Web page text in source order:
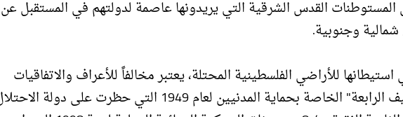
القدس الشرقية التي يريدونها عاصمة لدولتهم في المستقبل عن
وجنوبية.
للأراضي الفلسطينية المحتلة، يعتبر مخالفاً للأعراف والاتفاقيات
الدولية خاصة المادة (49) من اتفاقية "جنيف الرابعة" الخاصة بحماية المدنيين لعام 1949 التي حظرت على دولة